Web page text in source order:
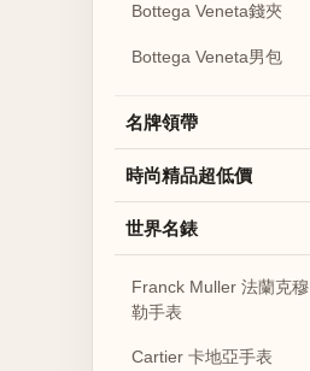
Bottega Veneta錢夾
Bottega Veneta男包
名牌領帶
時尚精品超低價
世界名錶
Franck Muller 法蘭克穆
勒手表
Cartier 卡地亞手表